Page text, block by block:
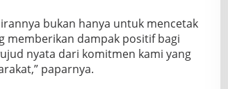
bukan hanya untuk mencetak
memberikan dampak positif bagi
nyata dari komitmen kami yang
paparnya.